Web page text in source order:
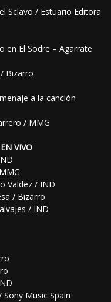
Sclavo / Estuario Editora
en El Sodre – Agarrate
Bizarro
a la canción
/ MMG
VIVO
Valdez / IND
/ Bizarro
/ IND
Music Spain